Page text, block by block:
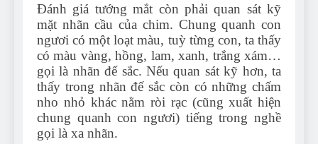
Đánh giá tướng mắt còn phải quan sát kỹ
mặt nhãn cầu của chim. Chung quanh con
ngươi có một loạt màu, tuỳ từng con, ta thấy
có màu vàng, hồng, lam, xanh, trắng xám…
gọi là nhãn đế sắc. Nếu quan sát kỹ hơn, ta
thấy trong nhãn đế sắc còn có những chấm
nho nhỏ khác nằm ròi rạc (cũng xuất hiện
chung quanh con ngươi) tiếng trong nghề
gọi là xa nhãn.